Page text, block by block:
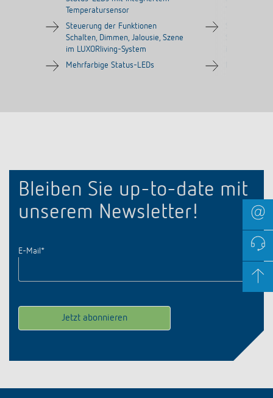
Temperatursensor
Steuerung der Funktionen
Schalten, Dimmen, Jalousie, Szene
im LUXORliving-System
Mehrfarbige Status-LEDs
Bleiben Sie up-to-date mit
unserem Newsletter!
E-Mail *